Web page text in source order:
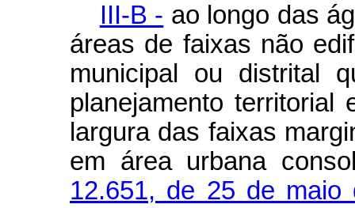
III-B - ao longo das
áreas de faixas não
municipal ou distrital
planejamento territorial
largura das faixas
em área urbana
12.651, de 25 de maio